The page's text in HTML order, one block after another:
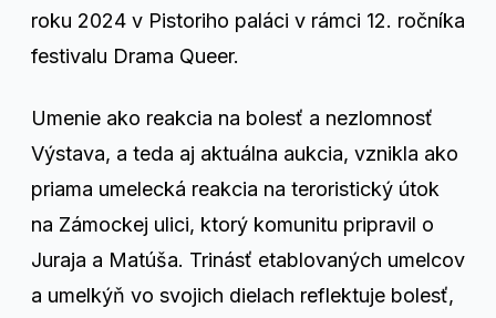
roku 2024 v Pistoriho paláci v rámci 12. ročníka
festivalu Drama Queer.
Umenie ako reakcia na bolesť a nezlomnosť
Výstava, a teda aj aktuálna aukcia, vznikla ako
priama umelecká reakcia na teroristický útok
na Zámockej ulici, ktorý komunitu pripravil o
Juraja a Matúša. Trinásť etablovaných umelcov
a umelkýň vo svojich dielach reflektuje bolesť,